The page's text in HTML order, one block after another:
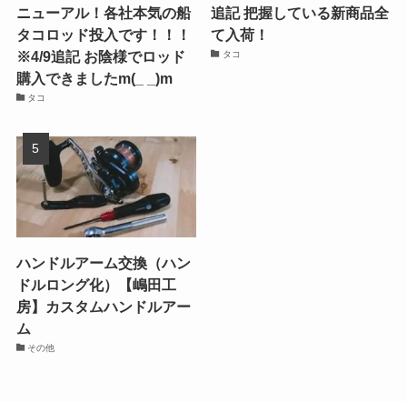
ニューアル！各社本気の船
タコロッド投入です！！！
※4/9追記 お陰様でロッド
購入できましたm(_ _)m
タコ
追記 把握している新商品全
て入荷！
タコ
ハンドルアーム交換（ハン
ドルロング化）【嶋田工
房】カスタムハンドルアー
ム
その他